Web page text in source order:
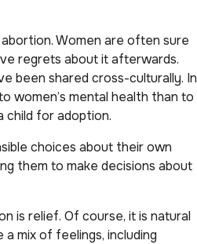
Women are often sure
regrets about it afterwards.
been shared cross-culturally. In
women’s mental health than to
child for adoption.
choices about their own
them to make decisions about
is relief. Of course, it is natural
mix of feelings, including